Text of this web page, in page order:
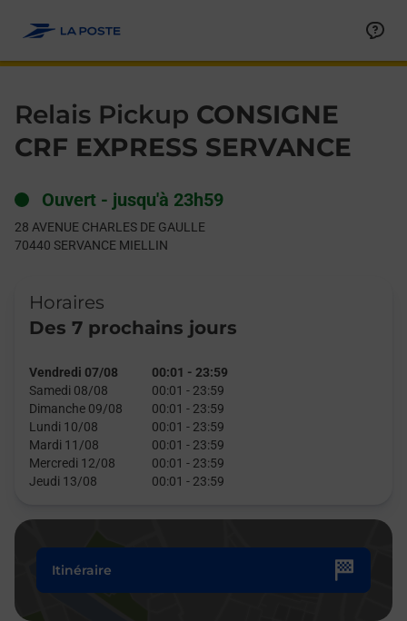
Relais Pickup CONSIGNE
CRF EXPRESS SERVANCE
Ouvert - jusqu'à 23h59
28 AVENUE CHARLES DE GAULLE
70440 SERVANCE MIELLIN
Horaires
Des 7 prochains jours
Vendredi 07/08 00:01 - 23:59
Samedi 08/08
00:01 - 23:59
Dimanche 09/08
00:01 - 23:59
Lundi 10/08
00:01 - 23:59
Mardi 11/08
00:01 - 23:59
Mercredi 12/08
00:01 - 23:59
Jeudi 13/08
00:01 - 23:59
Itinéraire